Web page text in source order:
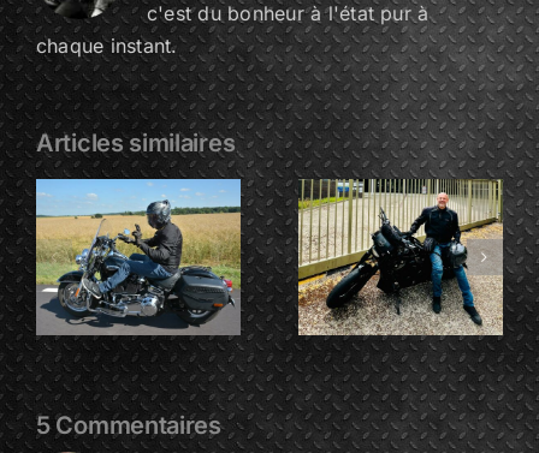
c'est du bonheur à l'état pur à
chaque instant.
Articles similaires
ARNAUD
Pelletier
ISABELLE
et
VINCENT
Blin
5 Commentaires